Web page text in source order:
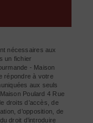
nécessaires aux
un fichier
- Maison
répondre à votre
aux seuls
Poulard 4 Rue
droits d’accès, de
d’opposition, de
droit d’introduire